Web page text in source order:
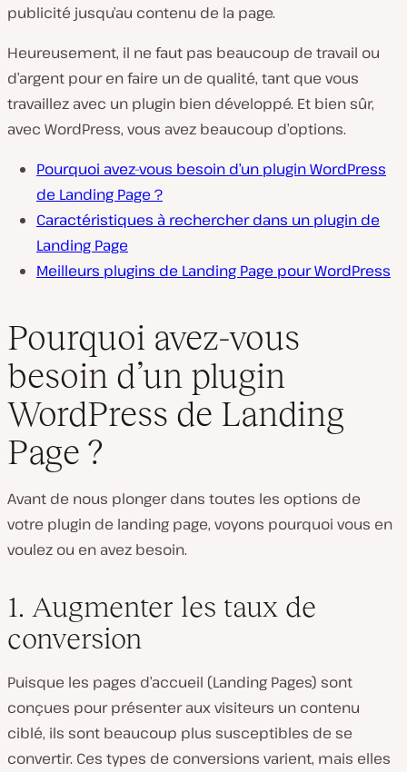
publicité jusqu’au contenu de la page.
Heureusement, il ne faut pas beaucoup de travail ou
d’argent pour en faire un de qualité, tant que vous
travaillez avec un plugin bien développé. Et bien sûr,
avec WordPress, vous avez beaucoup d’options.
Pourquoi avez-vous besoin d’un plugin WordPress
de Landing Page ?
Caractéristiques à rechercher dans un plugin de
Landing Page
Meilleurs plugins de Landing Page pour WordPress
Pourquoi avez-vous
besoin d’un plugin
WordPress de Landing
Page ?
Avant de nous plonger dans toutes les options de
votre plugin de landing page, voyons pourquoi vous en
voulez ou en avez besoin.
1. Augmenter les taux de
conversion
Puisque les pages d’accueil (Landing Pages) sont
conçues pour présenter aux visiteurs un contenu
ciblé, ils sont beaucoup plus susceptibles de se
convertir. Ces types de conversions varient, mais elles